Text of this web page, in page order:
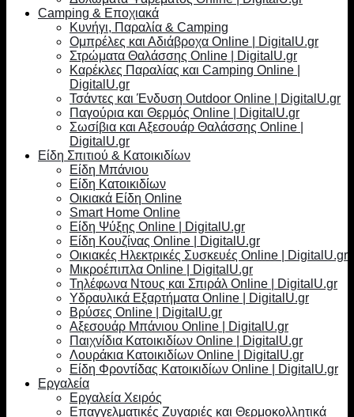
Camping & Εποχιακά
Κυνήγι, Παραλία & Camping
Ομπρέλες και Αδιάβροχα Online | DigitalU.gr
Στρώματα Θαλάσσης Online | DigitalU.gr
Καρέκλες Παραλίας και Camping Online |
DigitalU.gr
Τσάντες και Ένδυση Outdoor Online | DigitalU.gr
Παγούρια και Θερμός Online | DigitalU.gr
Σωσίβια και Αξεσουάρ Θαλάσσης Online |
DigitalU.gr
Είδη Σπιτιού & Κατοικιδίων
Είδη Μπάνιου
Είδη Κατοικιδίων
Οικιακά Είδη Online
Smart Home Online
Είδη Ψύξης Online | DigitalU.gr
Είδη Κουζίνας Online | DigitalU.gr
Οικιακές Ηλεκτρικές Συσκευές Online | DigitalU.gr
Μικροέπιπλα Online | DigitalU.gr
Τηλέφωνα Ντους και Σπιράλ Online | DigitalU.gr
Υδραυλικά Εξαρτήματα Online | DigitalU.gr
Βρύσες Online | DigitalU.gr
Αξεσουάρ Μπάνιου Online | DigitalU.gr
Παιχνίδια Κατοικιδίων Online | DigitalU.gr
Λουράκια Κατοικιδίων Online | DigitalU.gr
Είδη Φροντίδας Κατοικιδίων Online | DigitalU.gr
Εργαλεία
Εργαλεία Χειρός
Επαγγελματικές Ζυγαριές και Θερμοκολλητικά